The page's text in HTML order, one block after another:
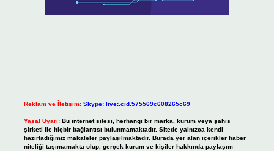
Reklam ve İletişim: Skype: live:.cid.575569c608265c69
Yasal Uyarı: Bu internet sitesi, herhangi bir marka, kurum veya şahıs
şirketi ile hiçbir bağlantısı bulunmamaktadır. Sitede yalnızca kendi
hazırladığımız makaleler paylaşılmaktadır. Burada yer alan içerikler haber
niteliği taşımamakta olup, gerçek kurum ve kişiler hakkında paylaşım